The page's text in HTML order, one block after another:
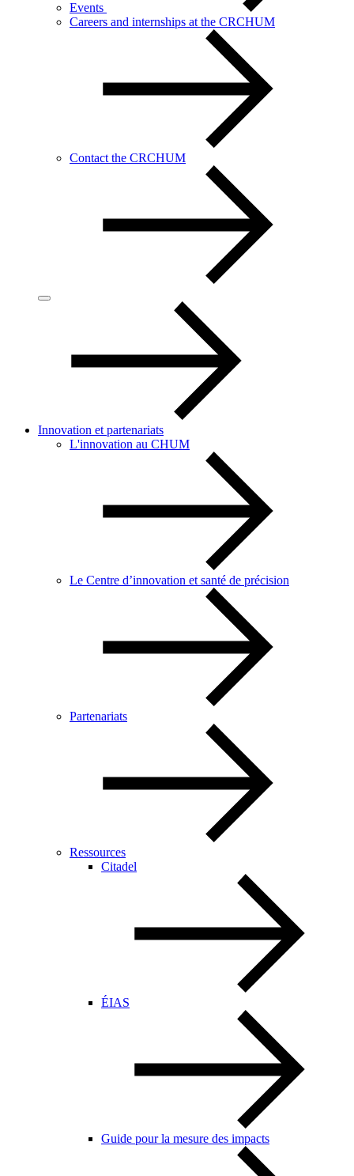
Events
Careers and internships at the CRCHUM
Contact the CRCHUM
Innovation et partenariats
L'innovation au CHUM
Le Centre d’innovation et santé de précision
Partenariats
Ressources
Citadel
ÉIAS
Guide pour la mesure des impacts